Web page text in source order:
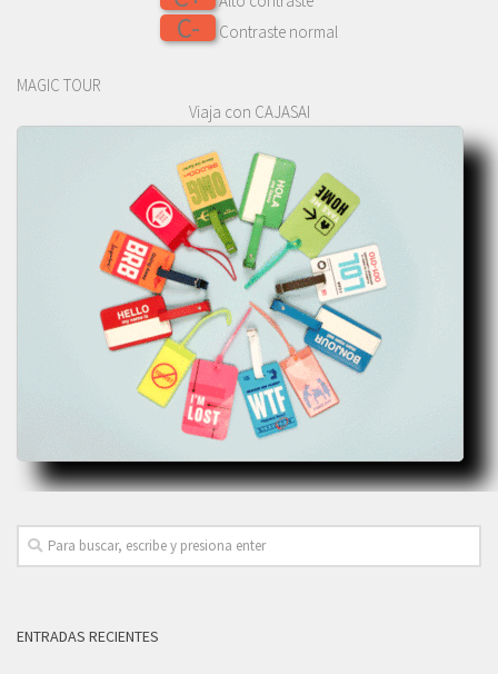
C- Contraste normal
MAGIC TOUR
Viaja con CAJASAI
ENTRADAS RECIENTES